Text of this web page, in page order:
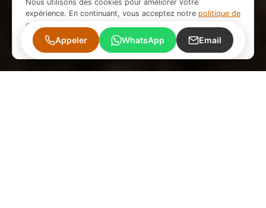
Appeler WhatsApp Email
Nous utilisons des cookies pour améliorer votre
expérience. En continuant, vous acceptez notre politique de
confidentialité
Refuser
Accepter